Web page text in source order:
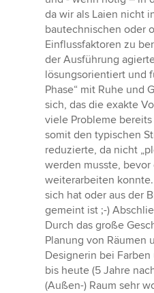
da wir als Laien nicht
bautechnischen oder
Einflussfaktoren zu
der Ausführung
lösungsorientiert und
Phase“ mit Ruhe und
sich, das die exakte
viele Probleme
somit den typischen
reduzierte, da nicht
werden musste,
weiterarbeiten
sich hat oder aus der
gemeint ist ;-)
Durch das große
Planung von Räumen
Designerin bei
bis heute (5 Jahre
(Außen-) Raum sehr